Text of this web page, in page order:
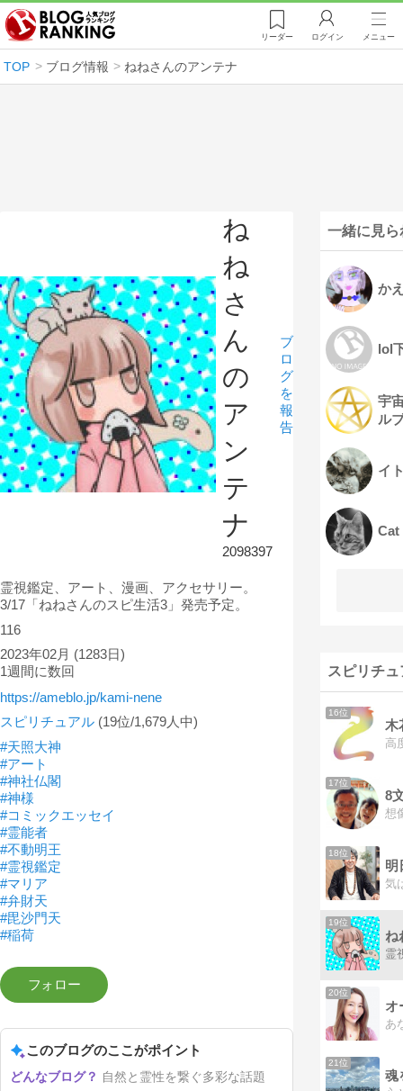
リーダー ログイン メニュー
TOP ブログ情報 ねねさんのアンテナ
ね
ね
さ
ん
の
ア
ン
テ
ナ
2098397
ブ
ロ
グ
を
報
告
霊視鑑定、アート、漫画、アクセサリー。
3/17「ねねさんのスピ生活3」発売予定。
116
2023年02月 (1283日)
1週間に数回
https://ameblo.jp/kami-nene
スピリチュアル (19位/1,679人中)
#天照大神
#アート
#神社仏閣
#神様
#コミックエッセイ
#霊能者
#不動明王
#霊視鑑定
#マリア
#弁財天
#毘沙門天
#稲荷
このブログのここがポイント
自然と霊性を繋ぐ多彩な話題
一緒に見
か
lol
宇
ル
イ
Cat
スピリチ
16位
木
高
17位
8
想
18位
明
19位
ね
20位
21位